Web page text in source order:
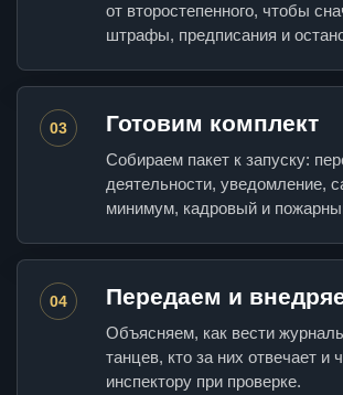
от второстепенного, чтобы
штрафы, предписания и
03 Готовим комплект
Собираем пакет к запуску:
деятельности, уведомление,
минимум, кадровый и
04 Передаем и
Объясняем, как вести
танцев, кто за них отвечает и
инспектору при проверке.